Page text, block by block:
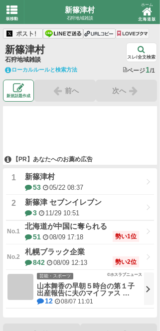
板移動
新篠津村
石狩地域雑談
ホーム
北海道版
新篠津村
石狩地域雑談 スレ/全文検索
ローカルルールと検索方法 ページ 1/1
新規話題作成
前へ 次へ
【PR】あなたへのお薦め広告
新篠津村
53 05/22 08:37
新篠津 セブンイレブン
3 11/29 10:51
北海道が中国に奪られる
51 08/09 17:18 勢い1位
札幌ブラック企業
842 08/09 12:13 勢い2位
山本舞香の早朝５時台の第１子
出産報告に夫のマイファス …
12
08/07 11:01
芸能・スポーツ ©ホスラブニュース